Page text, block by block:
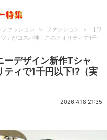
ァッション > ファッション >
【ワ
」がコスパ神！このクオリティで1千
ーデザイン新作Tシャ
ティで1千円以下!?（実
2026.4.18 21:35